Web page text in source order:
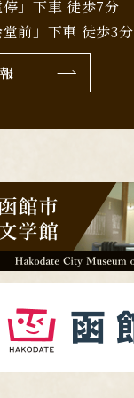
」下車 徒歩7分
前」下車 徒歩3分